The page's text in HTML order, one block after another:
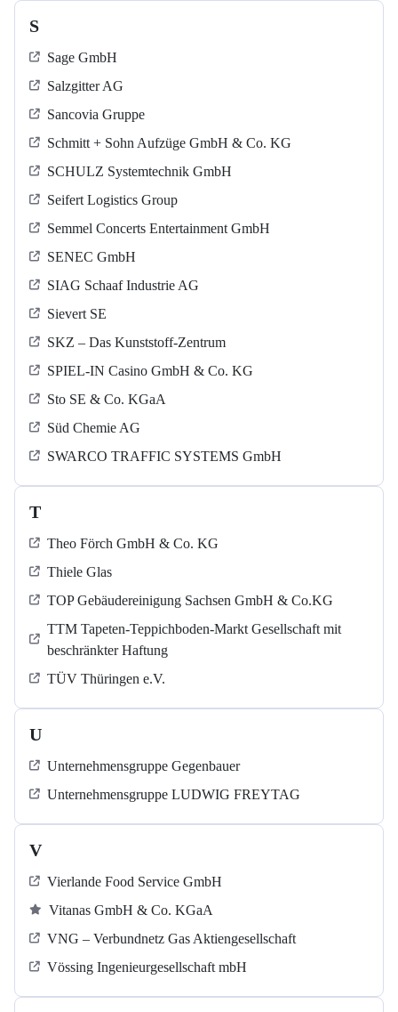
S
Sage GmbH
Salzgitter AG
Sancovia Gruppe
Schmitt + Sohn Aufzüge GmbH & Co. KG
SCHULZ Systemtechnik GmbH
Seifert Logistics Group
Semmel Concerts Entertainment GmbH
SENEC GmbH
SIAG Schaaf Industrie AG
Sievert SE
SKZ – Das Kunststoff-Zentrum
SPIEL-IN Casino GmbH & Co. KG
Sto SE & Co. KGaA
Süd Chemie AG
SWARCO TRAFFIC SYSTEMS GmbH
T
Theo Förch GmbH & Co. KG
Thiele Glas
TOP Gebäudereinigung Sachsen GmbH & Co.KG
TTM Tapeten-Teppichboden-Markt Gesellschaft mit
beschränkter Haftung
TÜV Thüringen e.V.
U
Unternehmensgruppe Gegenbauer
Unternehmensgruppe LUDWIG FREYTAG
V
Vierlande Food Service GmbH
Vitanas GmbH & Co. KGaA
VNG – Verbundnetz Gas Aktiengesellschaft
Vössing Ingenieurgesellschaft mbH